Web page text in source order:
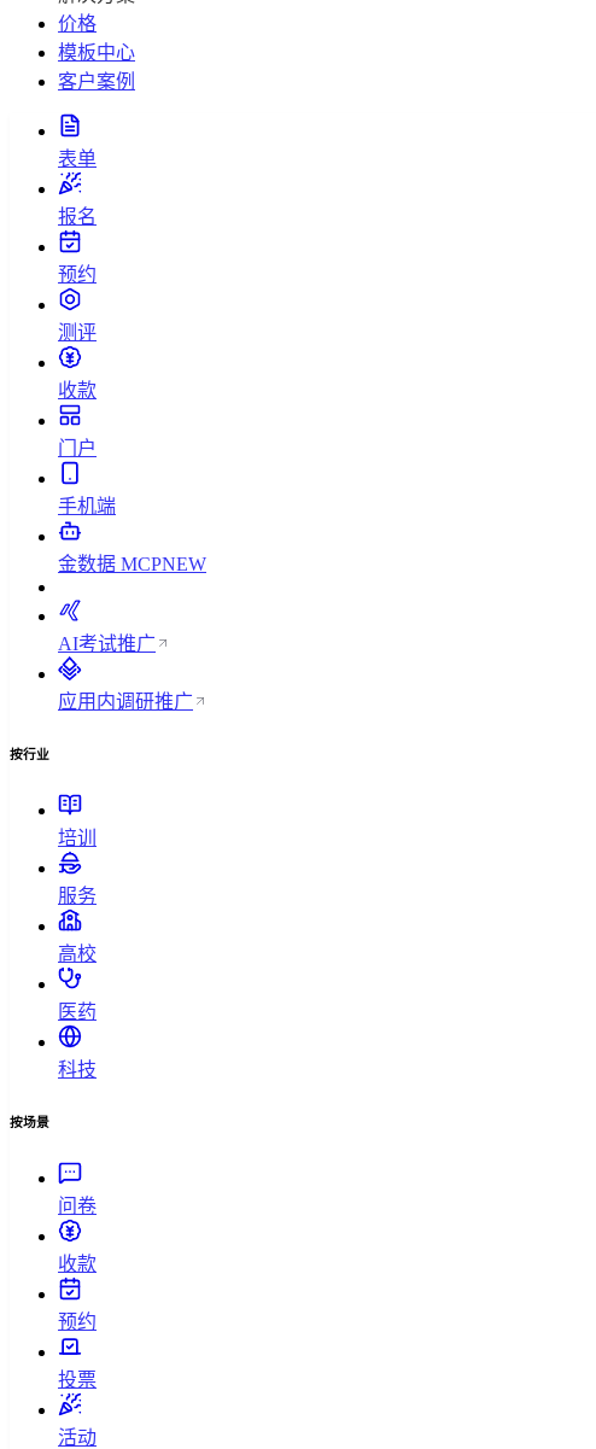
价格
模板中心
客户案例
表单
报名
预约
测评
收款
门户
手机端
金数据 MCPNEW
AI考试推广
应用内调研推广
按行业
培训
服务
高校
医药
科技
按场景
问卷
收款
预约
投票
活动